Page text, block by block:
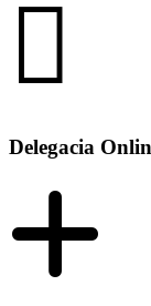
Delegacia